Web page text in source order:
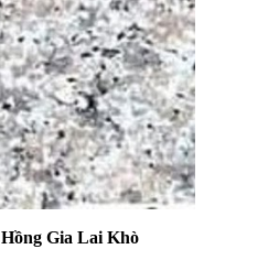
Hồng Gia Lai Khò